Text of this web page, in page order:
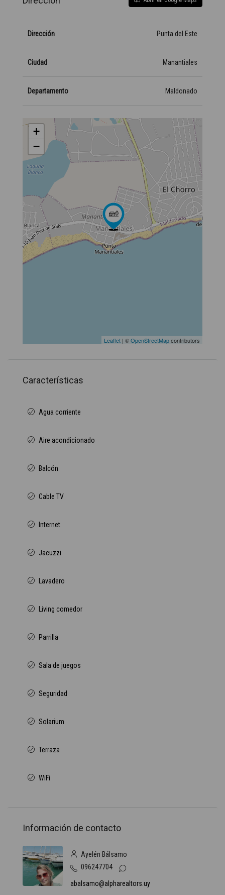
Dirección Punta del Este
Ciudad Manantiales
Departamento Maldonado
+
−
Leaflet | ©OpenStreetMapcontributors
Características
Agua corriente
Aire acondicionado
Balcón
Cable TV
Internet
Jacuzzi
Lavadero
Living comedor
Parrilla
Sala de juegos
Seguridad
Solarium
Terraza
WiFi
Información de contacto
Ayelén Bálsamo
096247704
abalsamo@alpharealtors.uy